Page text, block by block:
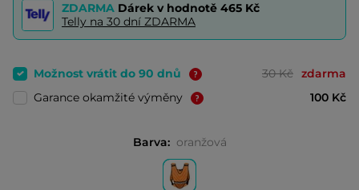
ZDARMA Dárek v hodnotě 465 Kč
Telly na 30 dní ZDARMA
Možnost vrátit do 90 dnů 30 Kč zdarma
Garance okamžité výměny
100 Kč
Barva: oranžová